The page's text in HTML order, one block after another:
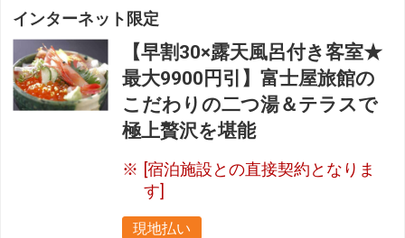
インターネット限定
【早割30×露天風呂付き客室★
最大9900円引】富士屋旅館の
こだわりの二つ湯＆テラスで
極上贅沢を堪能
[宿泊施設との直接契約となりま
す]
現地払い